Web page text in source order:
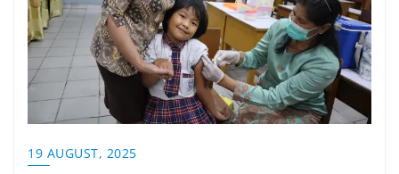
19 AUGUST, 2025